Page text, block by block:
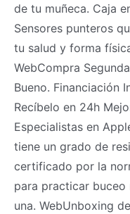
de tu muñeca. Caja
Sensores punteros
tu salud y forma
WebCompra
Bueno. Financiación
Recíbelo en 24h
Especialistas en
tiene un grado de
certificado por la
para practicar
una. WebUnboxing